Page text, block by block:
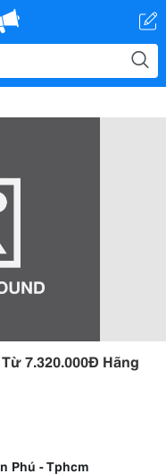
7.320.000Đ Hãng
Phú - Tphcm